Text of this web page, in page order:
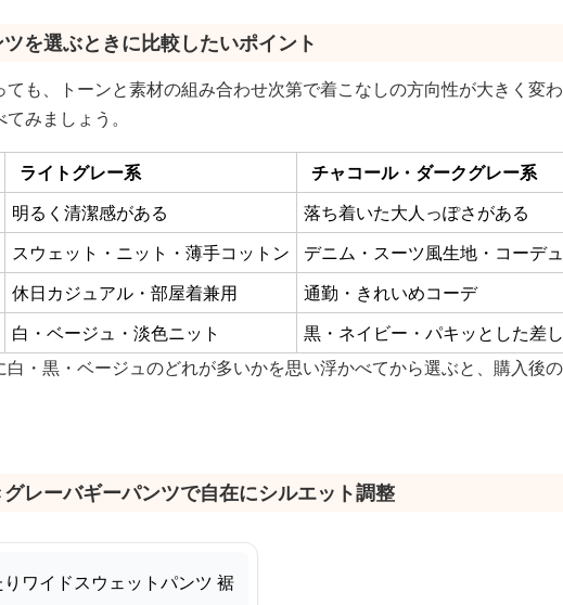
を選ぶときに比較したいポイント
も、トーンと素材の組み合わせ次第で着こなしの方向性が大きく変わ
みましょう。
ライトグレー系
チャコール・ダークグレー系
明るく清潔感がある
落ち着いた大人っぽさがある
スウェット・ニット・薄手コットン
デニム・スーツ風生地・コーデ
休日カジュアル・部屋着兼用
通勤・きれいめコーデ
白・ベージュ・淡色ニット
黒・ネイビー・パキッとした差
・黒・ベージュのどれが多いかを思い浮かべてから選ぶと、購入後
レーバギーパンツで自在にシルエット調整